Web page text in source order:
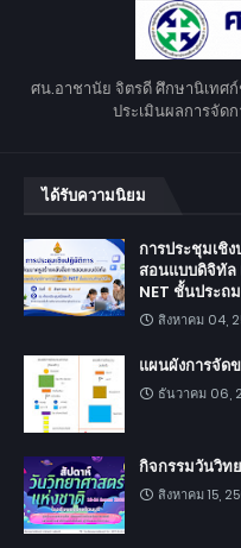
ศน.อาชานัย จิตรดี ศึกษานิเทศ
ประเมินผลการจัด
ได้รับความนิยม
การประชุมเชิ
สอนแบบดิจิทัล
NET ชั้นประถ
สิงหาคม 04,
แผนผังการจัด
ธันวาคม 06,
กิจกรรมวันวิท
สิงหาคม 15,